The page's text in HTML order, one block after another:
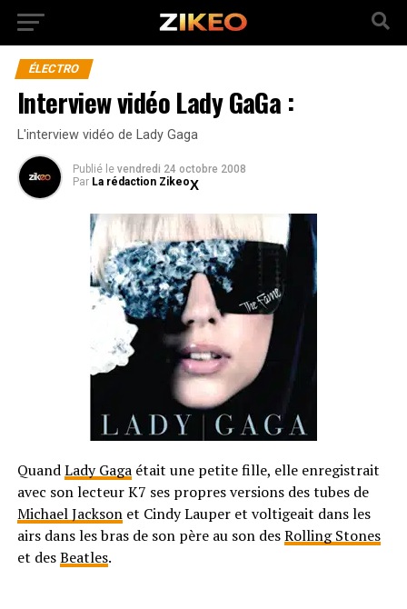
ÉLECTRO
Interview vidéo Lady GaGa :
L'interview vidéo de Lady Gaga
Publié le vendredi 24 octobre 2008
Par La rédaction Zikeo
QuandLady Gagaétait une petite fille, elle enregistrait
avec son lecteur K7 ses propres versions des tubes de
Michael Jacksonet Cindy Lauper et voltigeait dans les
airs dans les bras de son père au son desRolling Stones
et desBeatles.